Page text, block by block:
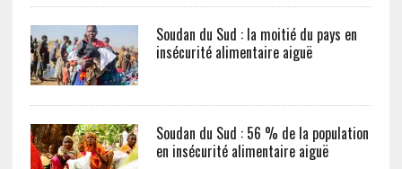
Soudan du Sud : la moitié du pays en
insécurité alimentaire aiguë
Soudan du Sud : 56 % de la population
en insécurité alimentaire aiguë